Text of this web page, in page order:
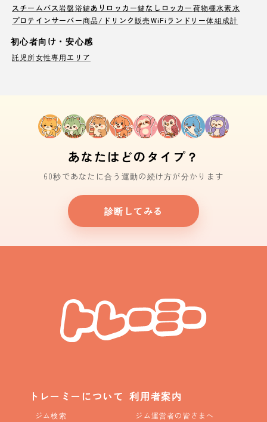
スチームバス岩盤浴鍵ありロッカー鍵なしロッカー荷物棚水素水
プロテインサーバー商品/ドリンク販売WiFi ランドリー体組成計
初心者向け・安心感
託児所女性専用エリア
あなたはどのタイプ？
60秒であなたに合う運動の続け方が分かります
診断してみる
トレーミーについて
ジム検索
利用者案内
ジム運営者の皆さまへ